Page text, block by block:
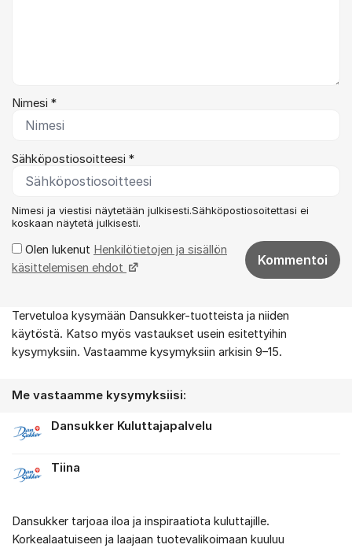
Nimesi *
Sähköpostiosoitteesi *
Nimesi ja viestisi näytetään julkisesti.Sähköpostiosoitettasi ei
koskaan näytetä julkisesti.
Olen lukenut Henkilötietojen ja sisällön
käsittelemisen ehdot
Kommentoi
Tietoa foorumista
Tervetuloa kysymään Dansukker-tuotteista ja niiden
käytöstä. Katso myös vastaukset usein esitettyihin
kysymyksiin. Vastaamme kysymyksiin arkisin 9–15.
Me vastaamme kysymyksiisi:
Dansukker Kuluttajapalvelu
Tiina
Dansukker tarjoaa iloa ja inspiraatiota kuluttajille.
Korkealaatuiseen ja laajaan tuotevalikoimaan kuuluu